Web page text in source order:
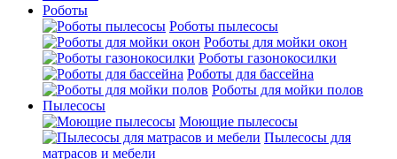
Роботы
Роботы пылесосы
Роботы для мойки окон
Роботы газонокосилки
Роботы для бассейна
Роботы для мойки полов
Пылесосы
Моющие пылесосы
Пылесосы для
матрасов и мебели